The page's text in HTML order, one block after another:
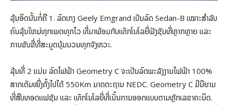
ລຸ້ນອິດນັ້ນກໍ່ຄື 1. ລົດເກງ Geely Emgrand ເປັນລົດ Sedan-B ເໝາະສຳລັບ
ຄົນລຸ້ນໃຫມ່ທຸກເພດທຸກໄວ ທີ່ມາພ້ອມກັບເທັກໂນໂລຍີ່ຟັງຊັນທີ່ຫຼາກຫຼາຍ ແລະ
ການຂັບຂີ່ທີ່ສະມູດນຸ້ມນວນທຸກຈັງຫວະ.
ລຸ້ນທີ່ 2 ແມ່ນ ລົດໄຟຟ້າ Geometry C ຈະເປັນລົດພະລັງງານໄຟຟ້າ 100%
ສາກເຕັມໜຶ່ງຄັ້ງໄປໄດ້ 550Km ມາດຕະຖານ NEDC. Geometry C ມີນີຍາມ
ທີ່ສືບທອດແຟຊັນ ແລະ ເທັກໂນໂລຍີ່ທີ່ເນັ້ນການອອກແບບຕາມຫຼັກເລຂາຄະນິດ.